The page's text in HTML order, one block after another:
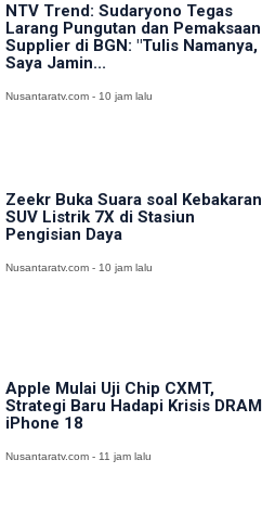
NTV Trend: Sudaryono Tegas
Larang Pungutan dan Pemaksaan
Supplier di BGN: "Tulis Namanya,
Saya Jamin...
Nusantaratv.com - 10 jam lalu
Zeekr Buka Suara soal Kebakaran
SUV Listrik 7X di Stasiun
Pengisian Daya
Nusantaratv.com - 10 jam lalu
Apple Mulai Uji Chip CXMT,
Strategi Baru Hadapi Krisis DRAM
iPhone 18
Nusantaratv.com - 11 jam lalu